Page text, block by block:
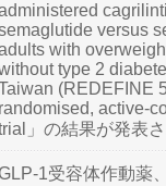
versus
with
type 2
(REDEFINE
randomised, active-
」の結果が発表さ
GLP-1受容体作動薬